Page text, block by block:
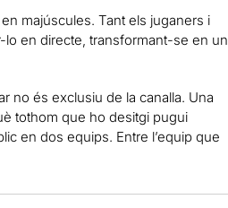
majúscules. Tant els juganers i
lo en directe, transformant-se en un
no és exclusiu de la canalla. Una
tothom que ho desitgi pugui
en dos equips. Entre l’equip que